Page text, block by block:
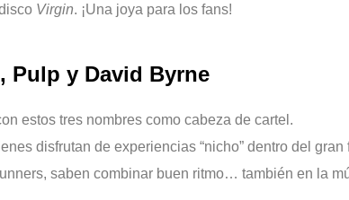
Virgin. ¡Una joya para los fans!
Pulp y David Byrne
estos tres nombres como cabeza de cartel.
disfrutan de experiencias “nicho” dentro del gran
saben combinar buen ritmo… también en la